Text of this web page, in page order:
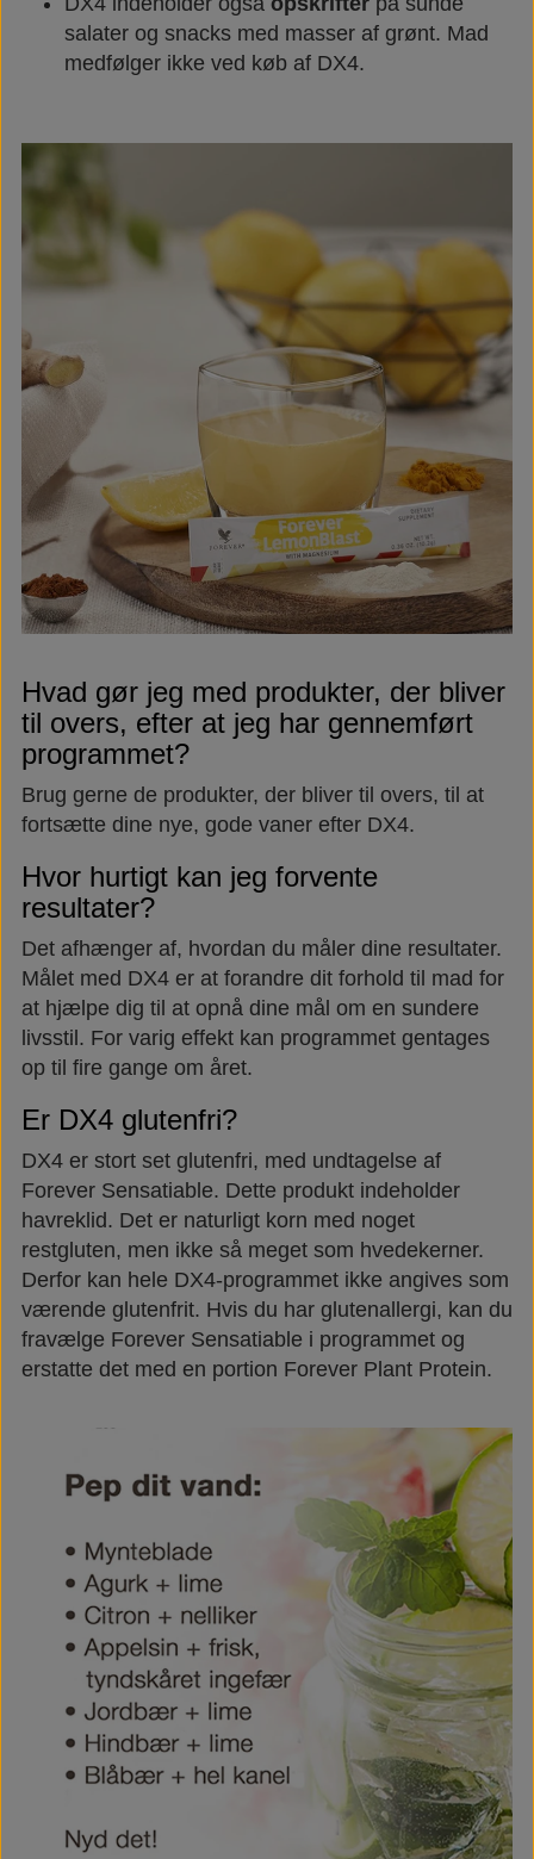
salater og snacks med masser af grønt. Mad
medfølger ikke ved køb af DX4.
Hvad gør jeg med produkter, der bliver
til overs, efter at jeg har gennemført
programmet?
Brug gerne de produkter, der bliver til overs, til at
fortsætte dine nye, gode vaner efter DX4.
Hvor hurtigt kan jeg forvente
resultater?
Det afhænger af, hvordan du måler dine resultater.
Målet med DX4 er at forandre dit forhold til mad for
at hjælpe dig til at opnå dine mål om en sundere
livsstil. For varig effekt kan programmet gentages
op til fire gange om året.
Er DX4 glutenfri?
DX4 er stort set glutenfri, med undtagelse af
Forever Sensatiable. Dette produkt indeholder
havreklid. Det er naturligt korn med noget
restgluten, men ikke så meget som hvedekerner.
Derfor kan hele DX4-programmet ikke angives som
værende glutenfrit. Hvis du har glutenallergi, kan du
fravælge Forever Sensatiable i programmet og
erstatte det med en portion Forever Plant Protein.